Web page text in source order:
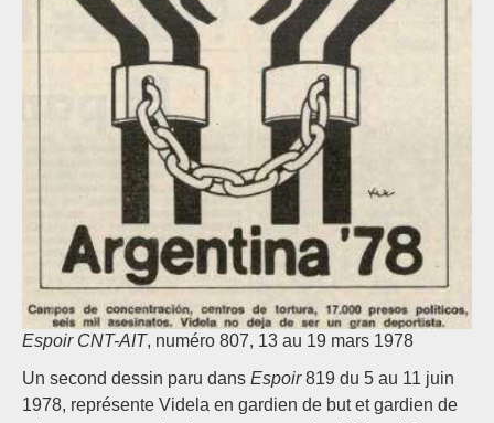
Espoir CNT-AIT, numéro 807, 13 au 19 mars 1978
Un second dessin paru dans Espoir819 du 5 au 11 juin
1978, représente Videla en gardien de but et gardien de